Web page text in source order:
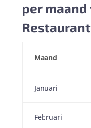
per maand
Restaurant
Maand
Januari
Februari